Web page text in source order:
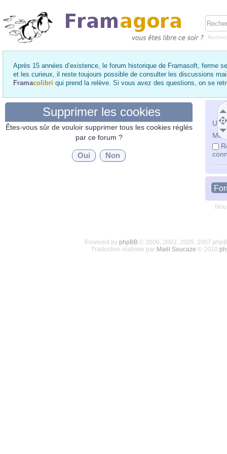
Après 15 années d’existence, le forum historique de Framasoft, ferme
et les curieux, il reste toujours possible de consulter les discussions
Framacolibri qui prend la relève. Si vous avez des questions, on se
Mot
Supprimer les cookies
Êtes-vous sûr de vouloir supprimer tous les cookies réglés
par ce forum ?
Powered by phpBB© 2000, 2002, 2005, 2007
Traduction réalisée par Maël Soucaze © 2010